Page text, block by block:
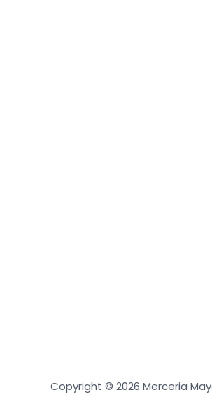
Copyright © 2026 Merceria